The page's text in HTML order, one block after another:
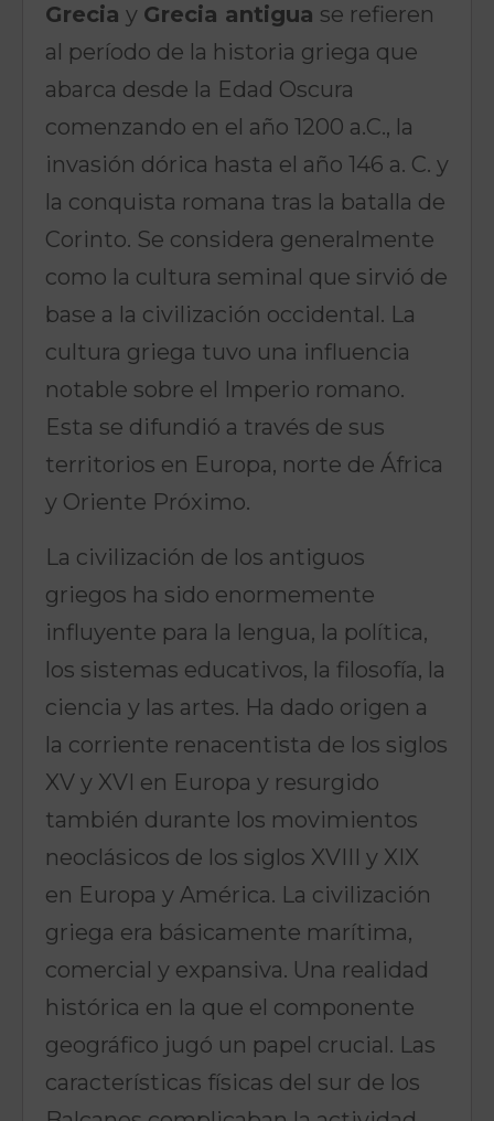
Grecia y Grecia antigua se refieren
al período de la historia griega que
abarca desde la Edad Oscura
comenzando en el año 1200 a.C., la
invasión dórica hasta el año 146 a. C. y
la conquista romana tras la batalla de
Corinto. Se considera generalmente
como la cultura seminal que sirvió de
base a la civilización occidental. La
cultura griega tuvo una influencia
notable sobre el Imperio romano.
Esta se difundió a través de sus
territorios en Europa, norte de África
y Oriente Próximo.
La civilización de los antiguos
griegos ha sido enormemente
influyente para la lengua, la política,
los sistemas educativos, la filosofía, la
ciencia y las artes. Ha dado origen a
la corriente renacentista de los siglos
XV y XVI en Europa y resurgido
también durante los movimientos
neoclásicos de los siglos XVIII y XIX
en Europa y América. La civilización
griega era básicamente marítima,
comercial y expansiva. Una realidad
histórica en la que el componente
geográfico jugó un papel crucial. Las
características físicas del sur de los